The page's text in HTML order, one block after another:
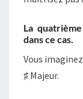
La
dans ce cas.
Vous
♯ Majeur.